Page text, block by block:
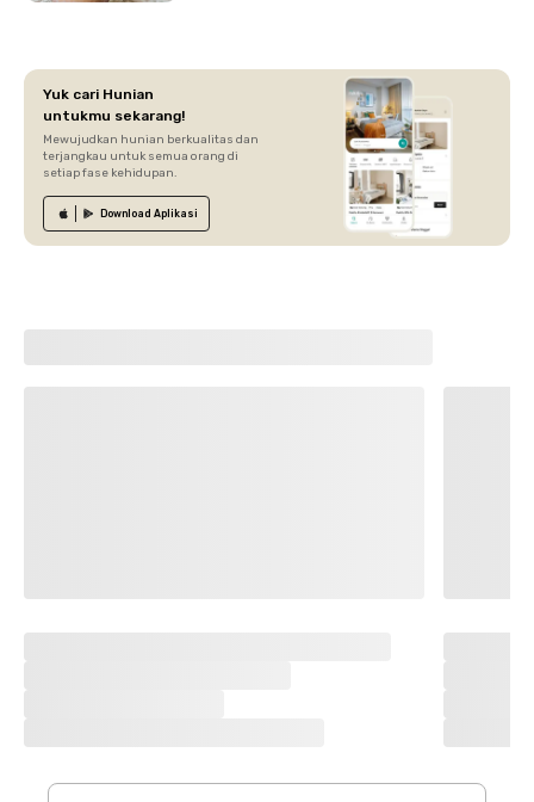
Yuk cari Hunian
untukmu sekarang!
Mewujudkan hunian berkualitas dan
terjangkau untuk semua orang di
setiap fase kehidupan.
Download Aplikasi